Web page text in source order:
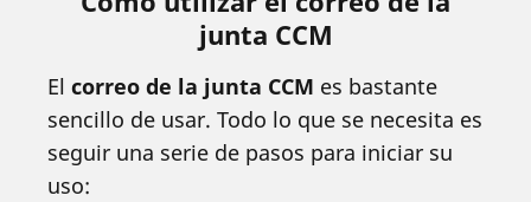
junta CCM
El correo de la junta CCM es bastante
sencillo de usar. Todo lo que se necesita es
seguir una serie de pasos para iniciar su
uso: